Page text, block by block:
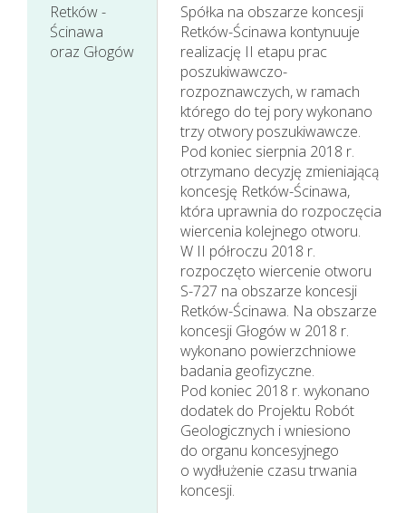
Nasza działalność i jej
wyniki w 2018 roku
Retków -
Ścinawa
oraz Głogów
Spółka na obszarze koncesji
Retków-Ścinawa kontynuuje
realizację II etapu prac
poszukiwawczo-
rozpoznawczych, w ramach
którego do tej pory wykonano
trzy otwory poszukiwawcze.
Pod koniec sierpnia 2018 r.
otrzymano decyzję zmieniającą
koncesję Retków-Ścinawa,
która uprawnia do rozpoczęcia
wiercenia kolejnego otworu.
W II półroczu 2018 r.
rozpoczęto wiercenie otworu
S-727 na obszarze koncesji
Retków-Ścinawa. Na obszarze
koncesji Głogów w 2018 r.
wykonano powierzchniowe
badania geofizyczne.
Pod koniec 2018 r. wykonano
dodatek do Projektu Robót
Geologicznych i wniesiono
do organu koncesyjnego
o wydłużenie czasu trwania
koncesji.